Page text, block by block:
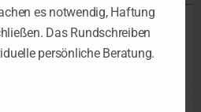
es notwendig, Haftung
Das Rundschreiben
persönliche Beratung.